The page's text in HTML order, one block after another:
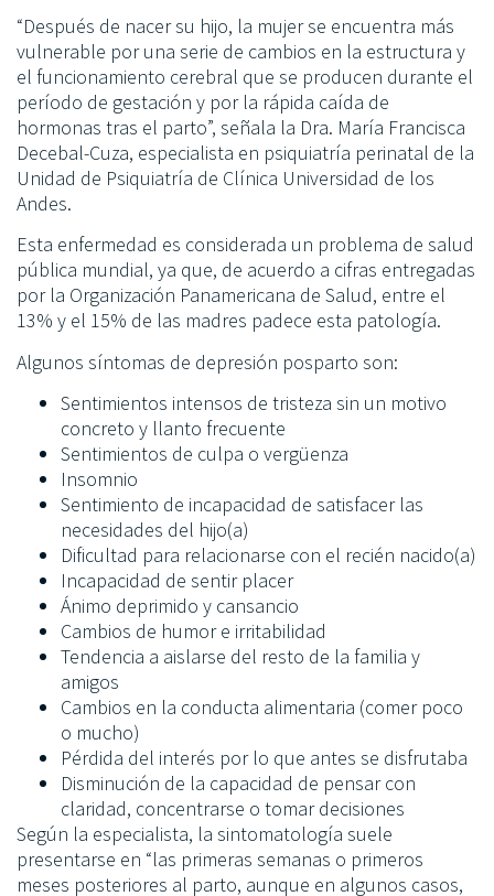
“Después de nacer su hijo, la mujer se encuentra más
vulnerable por una serie de cambios en la estructura y
el funcionamiento cerebral que se producen durante el
período de gestación y por la rápida caída de
hormonas tras el parto”, señala la Dra. María Francisca
Decebal-Cuza, especialista en psiquiatría perinatal de la
Unidad de Psiquiatría de Clínica Universidad de los
Andes.
Esta enfermedad es considerada un problema de salud
pública mundial, ya que, de acuerdo a cifras entregadas
por la Organización Panamericana de Salud, entre el
13% y el 15% de las madres padece esta patología.
Algunos síntomas de depresión posparto son:
Sentimientos intensos de tristeza sin un motivo
concreto y llanto frecuente
Sentimientos de culpa o vergüenza
Insomnio
Sentimiento de incapacidad de satisfacer las
necesidades del hijo(a)
Dificultad para relacionarse con el recién nacido(a)
Incapacidad de sentir placer
Ánimo deprimido y cansancio
Cambios de humor e irritabilidad
Tendencia a aislarse del resto de la familia y
amigos
Cambios en la conducta alimentaria (comer poco
o mucho)
Pérdida del interés por lo que antes se disfrutaba
Disminución de la capacidad de pensar con
claridad, concentrarse o tomar decisiones
Según la especialista, la sintomatología suele
presentarse en “las primeras semanas o primeros
meses posteriores al parto, aunque en algunos casos,